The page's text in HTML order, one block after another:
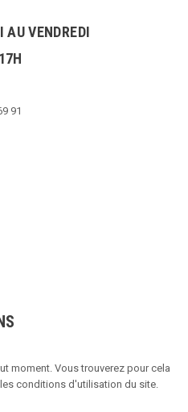
AU VENDREDI
91
moment. Vous trouverez pour cela
conditions d'utilisation du site.